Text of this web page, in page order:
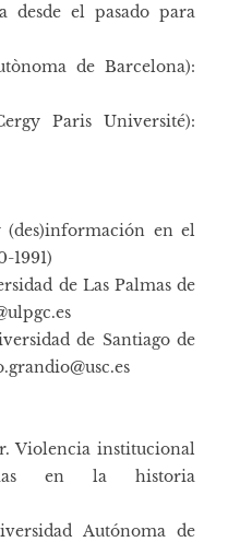
desde el pasado para
de Barcelona):
Paris Université):
en el
1991)
de Las Palmas de
de Santiago de
Violencia institucional
en la historia
Autónoma de